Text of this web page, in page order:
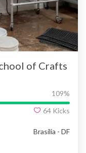
of Crafts
109%
64 Kicks
Brasília - DF